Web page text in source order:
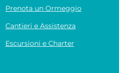
Prenota un Ormeggio
Cantieri e Assistenza
Escursioni e Charter